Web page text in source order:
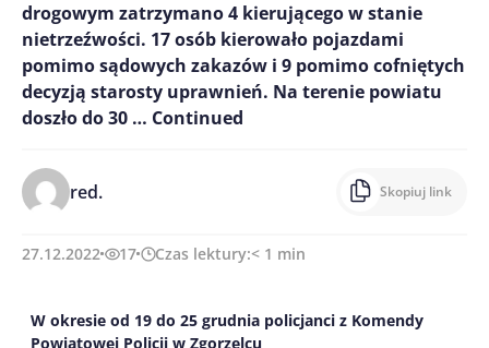
drogowym zatrzymano 4 kierującego w stanie
nietrzeźwości. 17 osób kierowało pojazdami
pomimo sądowych zakazów i 9 pomimo cofniętych
decyzją starosty uprawnień. Na terenie powiatu
doszło do 30 … Continued
red. Skopiuj link
27.12.2022 17 Czas lektury:< 1 min
W okresie od 19 do 25 grudnia policjanci z Komendy
Powiatowej Policji w Zgorzelcu